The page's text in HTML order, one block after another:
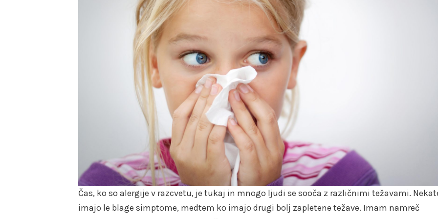
Čas, ko so alergije v razcvetu, je tukaj in mnogo ljudi se sooča z različnimi težavami.
imajo le blage simptome, medtem ko imajo drugi bolj zapletene težave. Imam namreč